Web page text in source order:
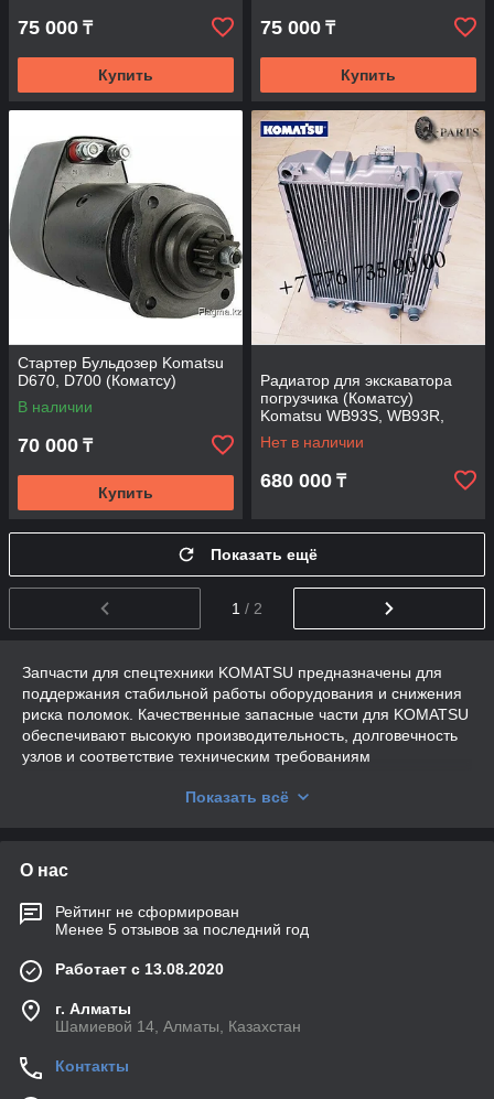
75 000 ₸
Купить
75 000 ₸
Купить
Стартер Бульдозер Komatsu
D670, D700 (Коматсу)
В наличии
70 000 ₸
Купить
Радиатор для экскаватора
погрузчика (Коматсу)
Komatsu WB93S, WB93R,
WB97S, WB97R.
Нет в наличии
680 000 ₸
Показать ещё
1 / 2
Запчасти для спецтехники KOMATSU предназначены для
поддержания стабильной работы оборудования и снижения
риска поломок. Качественные запасные части для KOMATSU
обеспечивают высокую производительность, долговечность
узлов и соответствие техническим требованиям
комплектующие для техники с учетом специфики
Запчасти для дорожно-строительной
спецтехники KOMATSU
Современные запчасти для дорожно-строительной
спецтехники разрабатываются с учетом интенсивных
нагрузок и сложных условий работы. Они подходят для
экскаваторов, бульдозеров, погрузчиков и другой техники
KOMATSU.
Преимущества оригинальных запчастей:
Показать всё
О нас
Рейтинг не сформирован
Менее 5 отзывов за последний год
Работает с 13.08.2020
г. Алматы
Шамиевой 14, Алматы, Казахстан
Контакты